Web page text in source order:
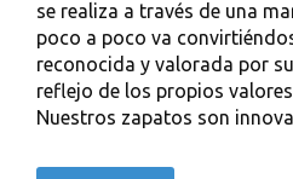
se realiza a través de una
poco a poco va
reconocida y valorada por
reflejo de los propios
Nuestros zapatos son